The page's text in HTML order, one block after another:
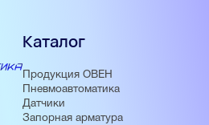
Каталог
Продукция ОВЕН
Пневмоавтоматика
Датчики
Запорная арматура